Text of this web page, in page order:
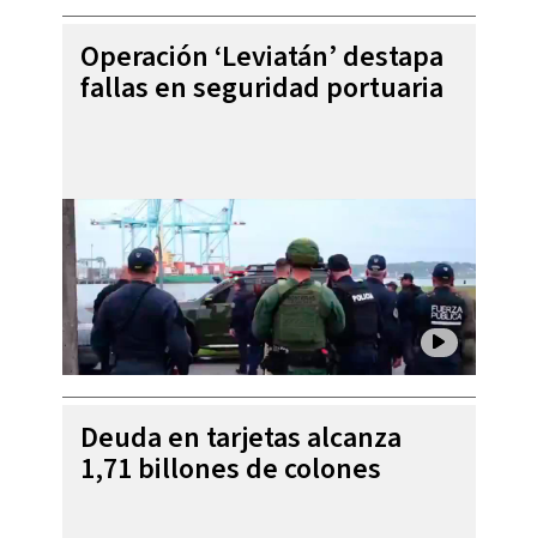
Operación ‘Leviatán’ destapa
fallas en seguridad portuaria
Deuda en tarjetas alcanza
1,71 billones de colones